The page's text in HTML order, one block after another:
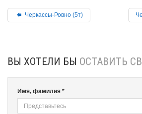
Черкассы-Ровно (5т)
ВЫ ХОТЕЛИ БЫ ОСТАВИТЬ
Имя, фамилия *